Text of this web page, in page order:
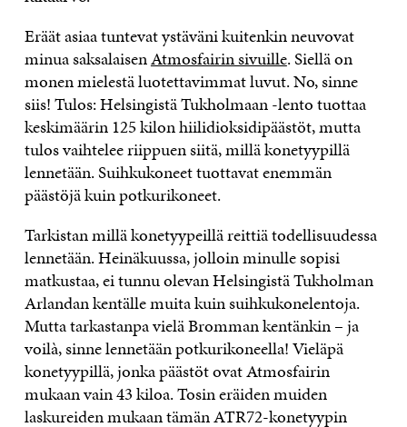
Eräät asiaa tuntevat ystäväni kuitenkin neuvovat
minua saksalaisenAtmosfairin sivuille. Siellä on
monen mielestä luotettavimmat luvut. No, sinne
siis! Tulos: Helsingistä Tukholmaan -lento tuottaa
keskimäärin 125 kilon hiilidioksidipäästöt, mutta
tulos vaihtelee riippuen siitä, millä konetyypillä
lennetään. Suihkukoneet tuottavat enemmän
päästöjä kuin potkurikoneet.
Tarkistan millä konetyypeillä reittiä todellisuudessa
lennetään. Heinäkuussa, jolloin minulle sopisi
matkustaa, ei tunnu olevan Helsingistä Tukholman
Arlandan kentälle muita kuin suihkukonelentoja.
Mutta tarkastanpa vielä Bromman kentänkin – ja
voilà, sinne lennetään potkurikoneella! Vieläpä
konetyypillä, jonka päästöt ovat Atmosfairin
mukaan vain 43 kiloa. Tosin eräiden muiden
laskureiden mukaan tämän ATR72-konetyypin